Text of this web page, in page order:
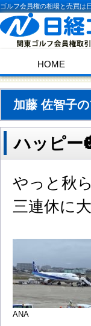
ゴルフ会員権の相場と売買は
HOME
加藤 佐智子
ハッピー
やっと秋
三連休に
ANA